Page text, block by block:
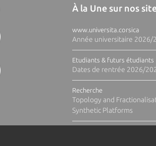
À la Une sur nos
www.universita.corsica
Année universitaire 2026/
Etudiants & futurs étudiants
Dates de rentrée 2026/
Recherche
Topology and
Synthetic Platforms